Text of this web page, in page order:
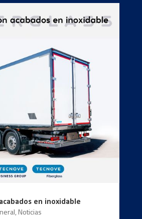
en inoxidable
, Noticias